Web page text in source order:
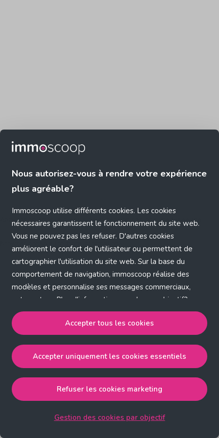
Nous autorisez-vous à rendre votre expérience
plus agréable?
Immoscoop utilise différents cookies. Les cookies
nécessaires garantissent le fonctionnement du site web.
Vous ne pouvez pas les refuser. D'autres cookies
améliorent le confort de l'utilisateur ou permettent de
cartographier l'utilisation du site web. Sur la base du
comportement de navigation, immoscoop réalise des
modèles et personnalise ses messages commerciaux,
entre autres. Plus d'informations sur chaque objectif?
Cliquez sur 'Gestion des cookies par objectif'.
Notre politique de cookies
Accepter tous les cookies
strictement nécessaires, performance, fonctionnalité et
publicité ciblée.
Accepter uniquement les cookies essentielsaccepte
les cookies strictement nécessaires.
Accepter tous les cookies
Accepter uniquement les cookies essentiels
Refuser les cookies marketing
Gestion des cookies par objectif
Application error: a client-side exception has occurred (see the
browser console for more information)